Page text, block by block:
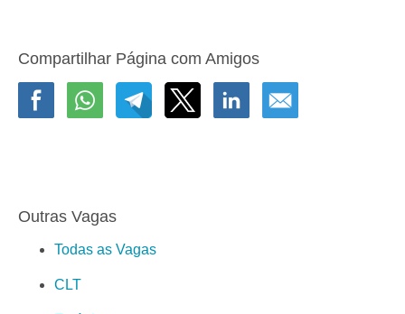
Compartilhar Página com Amigos
Outras Vagas
Todas as Vagas
CLT